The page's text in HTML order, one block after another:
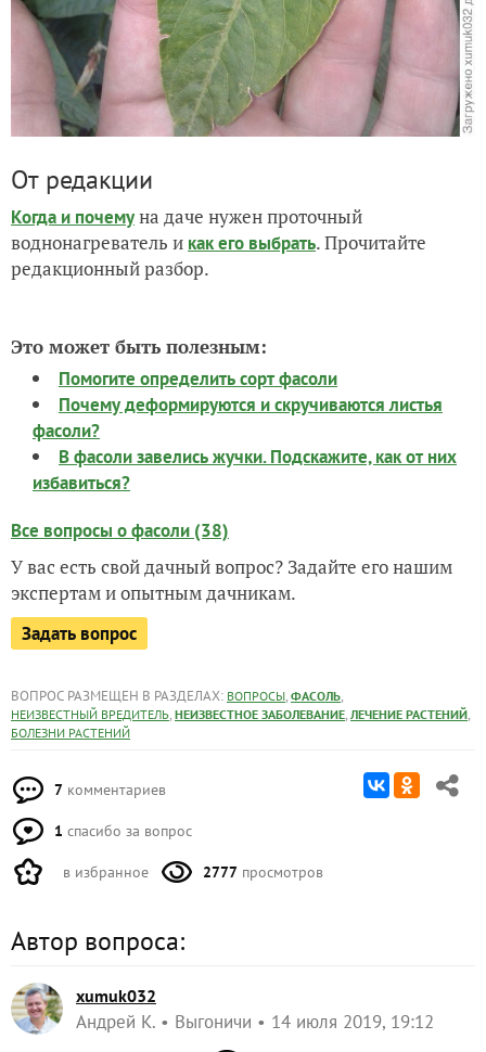
От редакции
Когда и почемуна даче нужен проточный
воднонагреватель и как его выбрать. Прочитайте
редакционный разбор.
Это может быть полезным:
Помогите определить сорт фасоли
Почему деформируются и скручиваются листья
фасоли?
В фасоли завелись жучки. Подскажите, как от них
избавиться?
Все вопросы о фасоли (38)
У вас есть свой дачный вопрос? Задайте его нашим
экспертам и опытным дачникам.
Задать вопрос
ВОПРОС РАЗМЕЩЕН В РАЗДЕЛАХ: ВОПРОСЫ, ФАСОЛЬ,
НЕИЗВЕСТНЫЙ ВРЕДИТЕЛЬ, НЕИЗВЕСТНОЕ ЗАБОЛЕВАНИЕ, ЛЕЧЕНИЕ РАСТЕНИЙ,
БОЛЕЗНИ РАСТЕНИЙ
7 комментариев
1 спасибо за вопрос
в избранное 2777 просмотров
Автор вопроса:
xumuk032
Андрей К. Выгоничи 14 июля 2019, 19:12